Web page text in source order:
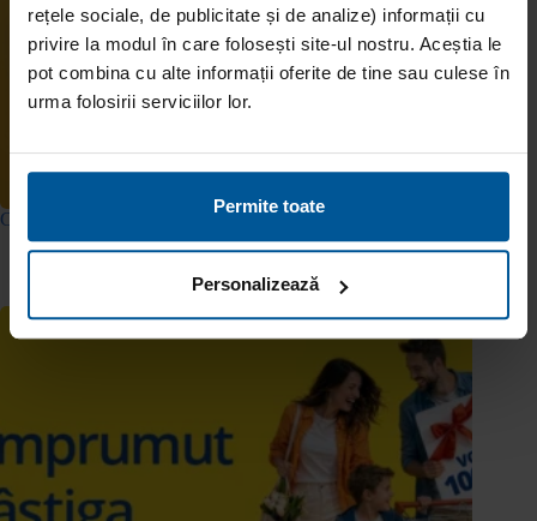
rețele sociale, de publicitate și de analize) informații cu
privire la modul în care folosești site-ul nostru. Aceștia le
pot combina cu alte informații oferite de tine sau culese în
urma folosirii serviciilor lor.
Permite toate
Personalizează
CONCURS: Pregătește-te de vară cu premii de la Viva Credit
13 mai 2026